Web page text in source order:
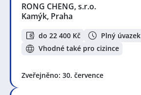
RONG CHENG, s.r.o.
Kamýk, Praha
do 22 400 Kč
Plný úvazek
Vhodné také pro cizince
Zveřejněno: 30. července